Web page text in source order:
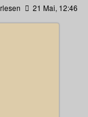
21 Mai, 12:46